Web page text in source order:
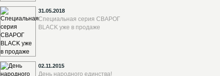
31.05.2018
Специальная серия СВАРОГ
BLACK уже в продаже
02.11.2015
День народного единства!